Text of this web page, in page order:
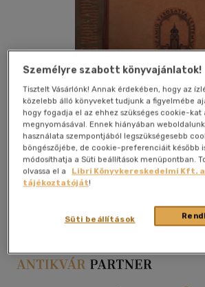
Kívánságlistához adom
Személyre szabott könyvajánlatok!
Tisztelt Vásárlónk! Annak érdekében, hogy az
közelebb álló könyveket tudjunk a figyelmébe
hogy fogadja el az ehhez szükséges cookie-kat
megnyomásával. Ennek hiányában
használata szempontjából legszükségesebb
böngészőjébe, de cookie-preferenciáit később
módosíthatja a Süti beállítások menüpontban.
olvassa el a
Libri Könyvkereskedelmi Kft.
tájékoztatóját!
Süti beállítások